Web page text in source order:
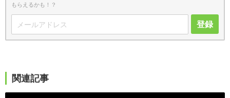
もらえるかも！？
登録
関連記事